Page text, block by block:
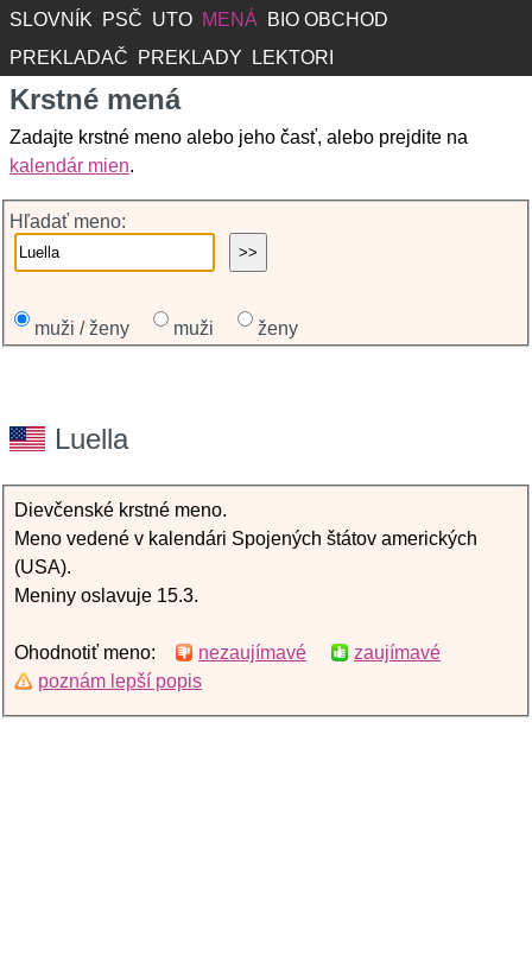
SLOVNÍK PSČ UTO MENÁ
BIO OBCHOD
PREKLADAČ
PREKLADY LEKTORI
Krstné mená
Zadajte krstné meno alebo jeho časť, alebo prejdite na
kalendár mien.
Hľadať meno:
muži / ženy muži ženy
Luella
Dievčenské krstné meno.
Meno vedené v kalendári Spojených štátov amerických
(USA).
Meniny oslavuje 15.3.
Ohodnotiť meno: nezaujímavé
zaujímavé
poznám lepší popis